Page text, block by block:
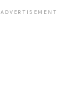
ADVERTISEMENT